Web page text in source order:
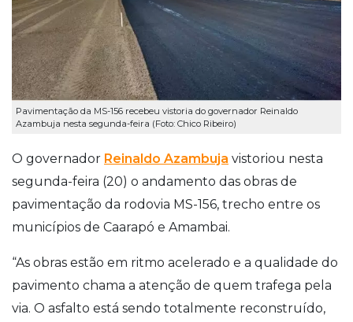
Pavimentação da MS-156 recebeu vistoria do governador Reinaldo
Azambuja nesta segunda-feira (Foto: Chico Ribeiro)
O governador Reinaldo Azambuja vistoriou nesta
segunda-feira (20) o andamento das obras de
pavimentação da rodovia MS-156, trecho entre os
municípios de Caarapó e Amambai.
“As obras estão em ritmo acelerado e a qualidade do
pavimento chama a atenção de quem trafega pela
via. O asfalto está sendo totalmente reconstruído,